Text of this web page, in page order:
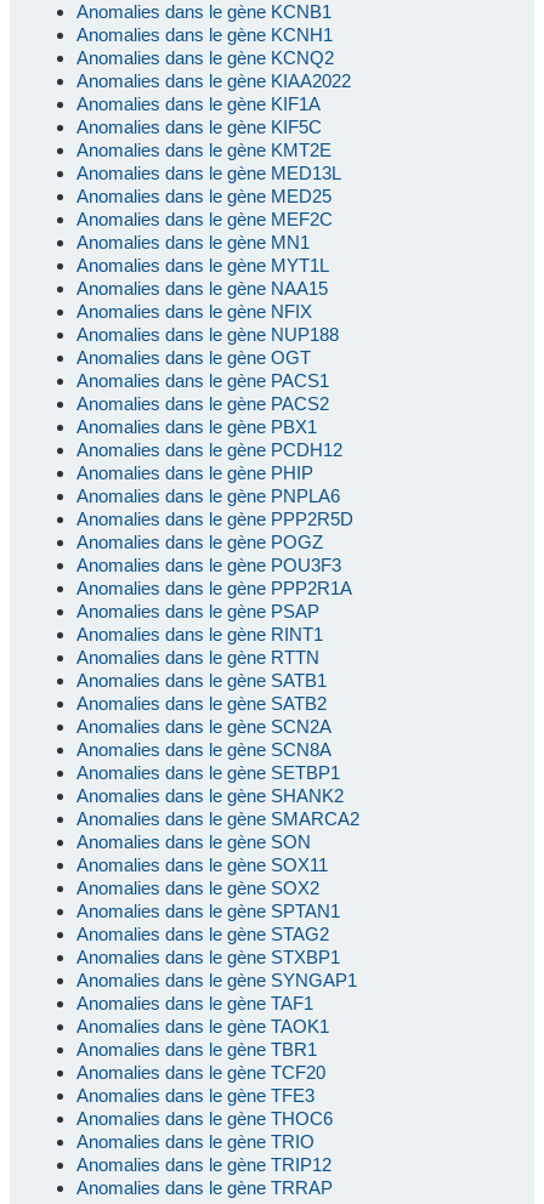
Anomalies dans le gène KCNB1
Anomalies dans le gène KCNH1
Anomalies dans le gène KCNQ2
Anomalies dans le gène KIAA2022
Anomalies dans le gène KIF1A
Anomalies dans le gène KIF5C
Anomalies dans le gène KMT2E
Anomalies dans le gène MED13L
Anomalies dans le gène MED25
Anomalies dans le gène MEF2C
Anomalies dans le gène MN1
Anomalies dans le gène MYT1L
Anomalies dans le gène NAA15
Anomalies dans le gène NFIX
Anomalies dans le gène NUP188
Anomalies dans le gène OGT
Anomalies dans le gène PACS1
Anomalies dans le gène PACS2
Anomalies dans le gène PBX1
Anomalies dans le gène PCDH12
Anomalies dans le gène PHIP
Anomalies dans le gène PNPLA6
Anomalies dans le gène PPP2R5D
Anomalies dans le gène POGZ
Anomalies dans le gène POU3F3
Anomalies dans le gène PPP2R1A
Anomalies dans le gène PSAP
Anomalies dans le gène RINT1
Anomalies dans le gène RTTN
Anomalies dans le gène SATB1
Anomalies dans le gène SATB2
Anomalies dans le gène SCN2A
Anomalies dans le gène SCN8A
Anomalies dans le gène SETBP1
Anomalies dans le gène SHANK2
Anomalies dans le gène SMARCA2
Anomalies dans le gène SON
Anomalies dans le gène SOX11
Anomalies dans le gène SOX2
Anomalies dans le gène SPTAN1
Anomalies dans le gène STAG2
Anomalies dans le gène STXBP1
Anomalies dans le gène SYNGAP1
Anomalies dans le gène TAF1
Anomalies dans le gène TAOK1
Anomalies dans le gène TBR1
Anomalies dans le gène TCF20
Anomalies dans le gène TFE3
Anomalies dans le gène THOC6
Anomalies dans le gène TRIO
Anomalies dans le gène TRIP12
Anomalies dans le gène TRRAP